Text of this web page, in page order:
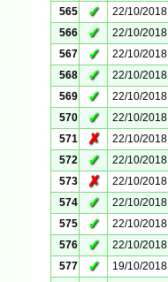
565
✓ 22/10/2018
566
✓ 22/10/2018
567
✓ 22/10/2018
568
✓ 22/10/2018
569
✓ 22/10/2018
570
✓ 22/10/2018
571
✗ 22/10/2018
572
✓ 22/10/2018
573
✗ 22/10/2018
574
✓ 22/10/2018
575
✓ 22/10/2018
576
✓ 22/10/2018
577
✓ 19/10/2018